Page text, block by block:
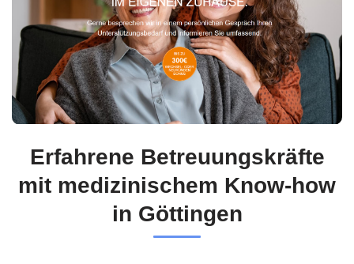
Erfahrene Betreuungskräfte
mit medizinischem Know-how
in Göttingen